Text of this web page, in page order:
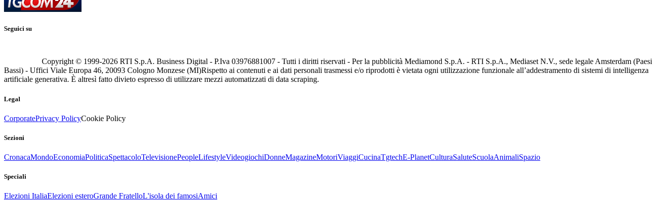
Seguici su
Copyright © 1999-2026 RTI S.p.A. Business Digital - P.Iva 03976881007 - Tutti i diritti riservati - Per la pubblicità Mediamond S.p.A. - RTI S.p.A., Mediaset N.V., sede legale Amsterdam (Paesi
Bassi) - Uffici Viale Europa 46, 20093 Cologno Monzese (MI)Rispetto ai contenuti e ai dati personali trasmessi e/o riprodotti è vietata ogni utilizzazione funzionale all’addestramento di sistemi di intelligenza
artificiale generativa. È altresì fatto divieto espresso di utilizzare mezzi automatizzati di data scraping.
Legal
CorporatePrivacy PolicyCookie Policy
Sezioni
CronacaMondoEconomiaPoliticaSpettacoloTelevisionePeopleLifestyleVideogiochiDonneMagazineMotoriViaggiCucinaTgtechE-PlanetCulturaSaluteScuolaAnimaliSpazio
Speciali
Elezioni ItaliaElezioni esteroGrande FratelloL'isola dei famosiAmici